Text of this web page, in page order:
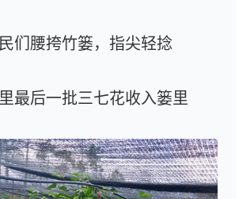
们腰挎竹篓，指尖轻捻
最后一批三七花收入篓里